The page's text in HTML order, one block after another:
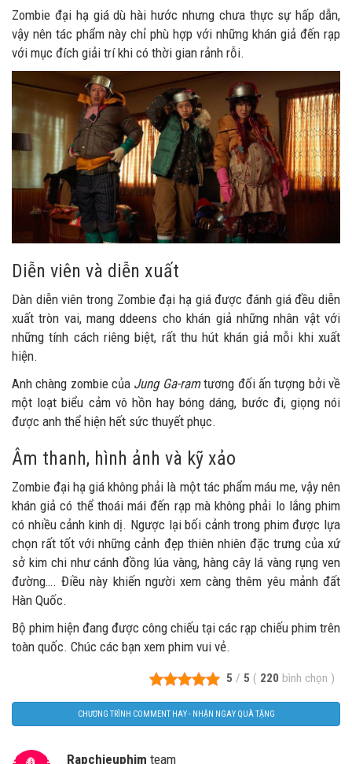
Zombie đại hạ giá dù hài hước nhưng chưa thực sự hấp dẫn,
vậy nên tác phẩm này chỉ phù hợp với những khán giả đến rạp
với mục đích giải trí khi có thời gian rảnh rỗi.
Diễn viên và diễn xuất
Dàn diễn viên trong Zombie đại hạ giá được đánh giá đều diễn
xuất tròn vai, mang ddeens cho khán giả những nhân vật với
những tính cách riêng biệt, rất thu hút khán giả mỗi khi xuất
hiện.
Anh chàng zombie của Jung Ga-ramtương đối ấn tượng bởi về
một loạt biểu cảm vô hồn hay bóng dáng, bước đi, giọng nói
được anh thể hiện hết sức thuyết phục.
Âm thanh, hình ảnh và kỹ xảo
Zombie đại hạ giá không phải là một tác phẩm máu me, vậy nên
khán giả có thể thoái mái đến rạp mà không phải lo lắng phim
có nhiều cảnh kinh dị. Ngược lại bối cảnh trong phim được lựa
chọn rất tốt với những cảnh đẹp thiên nhiên đặc trưng của xứ
sở kim chi như cánh đồng lúa vàng, hàng cây lá vàng rụng ven
đường…. Điều này khiến người xem càng thêm yêu mảnh đất
Hàn Quốc.
Bộ phim hiện đang được công chiếu tại các rạp chiếu phim trên
toàn quốc. Chúc các bạn xem phim vui vẻ.
5 / 5 ( 220 bình chọn )
CHƯƠNG TRÌNH COMMENT HAY - NHẬN NGAY QUÀ TẶNG
Rapchieuphim team